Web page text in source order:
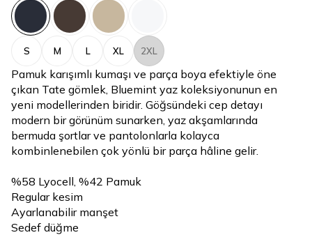
S M L XL 2XL
Pamuk karışımlı kumaşı ve parça boya efektiyle öne
çıkan Tate gömlek, Bluemint yaz koleksiyonunun en
yeni modellerinden biridir. Göğsündeki cep detayı
modern bir görünüm sunarken, yaz akşamlarında
bermuda şortlar ve pantolonlarla kolayca
kombinlenebilen çok yönlü bir parça hâline gelir.
%58 Lyocell, %42 Pamuk
Regular kesim
Ayarlanabilir manşet
Sedef düğme